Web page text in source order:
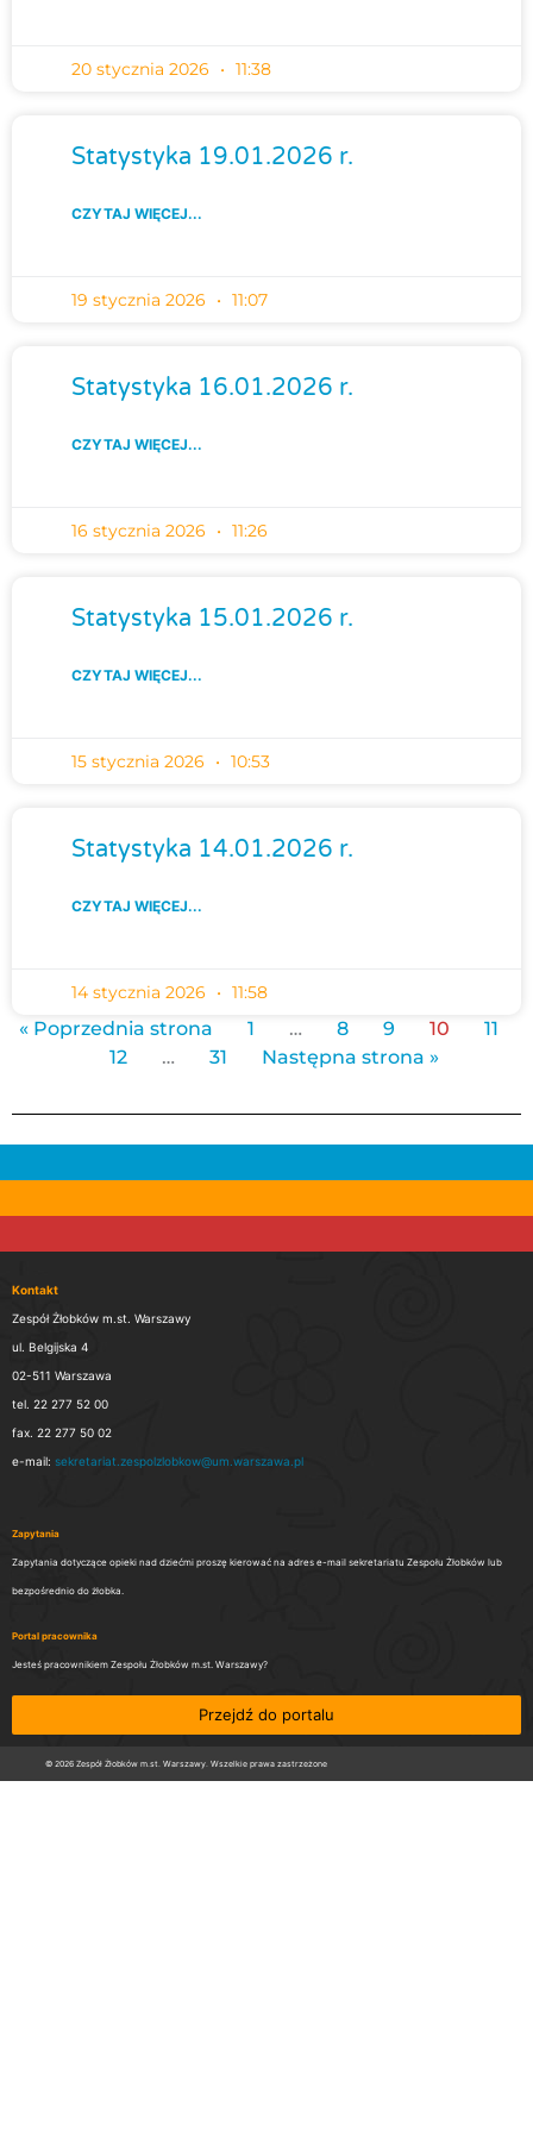
20 stycznia 2026 11:38
Statystyka 19.01.2026 r.
CZYTAJ WIĘCEJ...
19 stycznia 2026 11:07
Statystyka 16.01.2026 r.
CZYTAJ WIĘCEJ...
16 stycznia 2026 11:26
Statystyka 15.01.2026 r.
CZYTAJ WIĘCEJ...
15 stycznia 2026 10:53
Statystyka 14.01.2026 r.
CZYTAJ WIĘCEJ...
14 stycznia 2026 11:58
« Poprzednia strona 1 … 8 9 10 11
12 … 31 Następna strona »
Kontakt
Zespół Żłobków m.st. Warszawy
ul. Belgijska 4
02-511 Warszawa
tel. 22 277 52 00
fax. 22 277 50 02
e-mail: sekretariat.zespolzlobkow@um.warszawa.pl
Zapytania
Zapytania dotyczące opieki nad dziećmi proszę kierować na adres e-mail sekretariatu Zespołu Żłobków lub
bezpośrednio do żłobka.
Portal pracownika
Jesteś pracownikiem Zespołu Żłobków m.st. Warszawy?
Przejdź do portalu
© 2026 Zespół Żłobków m.st. Warszawy. Wszelkie prawa zastrzeżone